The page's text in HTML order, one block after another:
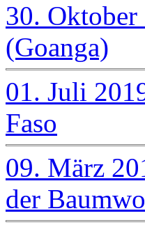
30.
(Goanga)
01. Juli
Faso
09. März
der